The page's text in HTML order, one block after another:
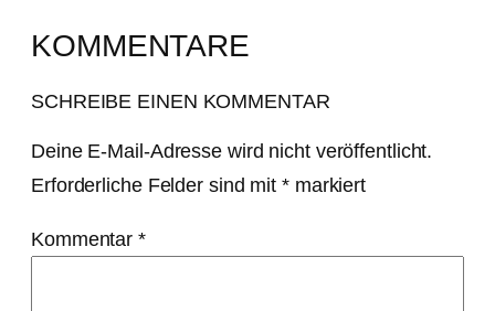
KOMMENTARE
SCHREIBE EINEN KOMMENTAR
Deine E-Mail-Adresse wird nicht veröffentlicht.
Erforderliche Felder sind mit *markiert
Kommentar*